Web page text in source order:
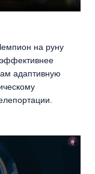
на руну
адаптивную